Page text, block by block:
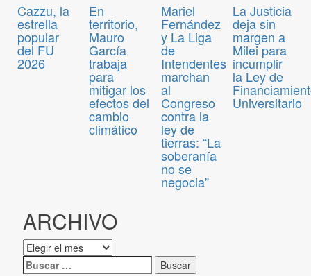
Cazzu, la
estrella
popular
del FU
2026
En
territorio,
Mauro
García
trabaja
para
mitigar los
efectos del
cambio
climático
Mariel
Fernández
y La Liga
de
Intendentes
marchan
al
Congreso
contra la
ley de
tierras: “La
soberanía
no se
negocia”
La Justicia
deja sin
margen a
Milei para
incumplir
la Ley de
Universitario
ARCHIVO